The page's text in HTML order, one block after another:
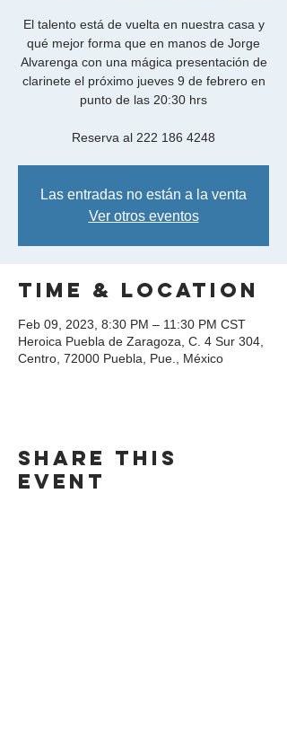
El talento está de vuelta en nuestra casa y
qué mejor forma que en manos de Jorge
Alvarenga con una mágica presentación de
clarinete el próximo jueves 9 de febrero en
punto de las 20:30 hrs
Reserva al 222 186 4248
Las entradas no están a la venta
Ver otros eventos
Time & Location
Feb 09, 2023, 8:30 PM – 11:30 PM CST
Heroica Puebla de Zaragoza, C. 4 Sur 304,
Centro, 72000 Puebla, Pue., México
Share this
event